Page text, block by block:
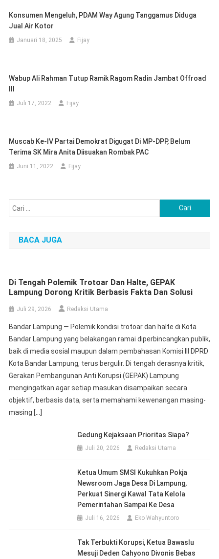
Konsumen Mengeluh, PDAM Way Agung Tanggamus Diduga
Jual Air Kotor
Januari 18, 2025 Fijay
Wabup Ali Rahman Tutup Ramik Ragom Radin Jambat Offroad
Juli 17, 2022 Fijay
Muscab Ke-IV Partai Demokrat Digugat Di MP-DPP, Belum
Terima SK Mira Anita Diisuakan Rombak PAC
Juni 11, 2022 Fijay
untuk:
BACA JUGA
Di Tengah Polemik Trotoar Dan Halte, GEPAK
Lampung Dorong Kritik Berbasis Fakta Dan Solusi
Juli 29, 2026 Redaksi Utama
Bandar Lampung — Polemik kondisi trotoar dan halte di Kota
Bandar Lampung yang belakangan ramai diperbincangkan publik,
baik di media sosial maupun dalam pembahasan Komisi III DPRD
Kota Bandar Lampung, terus bergulir. Di tengah derasnya kritik,
Gerakan Pembangunan Anti Korupsi (GEPAK) Lampung
mengingatkan agar setiap masukan disampaikan secara
objektif, berbasis data, serta memahami kewenangan masing-
masing […]
Gedung Kejaksaan Prioritas Siapa?
Juli 20, 2026 Redaksi Utama
Ketua Umum SMSI Kukuhkan Pokja
Newsroom Jaga Desa Di Lampung,
Perkuat Sinergi Kawal Tata Kelola
Pemerintahan Sampai Ke Desa
Juli 16, 2026 Eko Wahyuntoro
Tak Terbukti Korupsi, Ketua Bawaslu
Mesuji Deden Cahyono Divonis Bebas